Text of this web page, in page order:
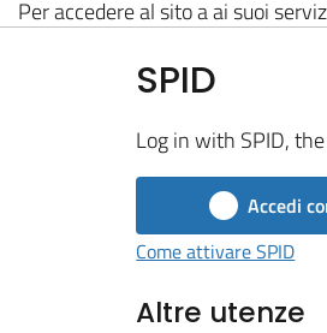
Per accedere al sito a ai suoi
SPID
Log in with SPID,
Accedi
Come attivare SPID
Altre utenze